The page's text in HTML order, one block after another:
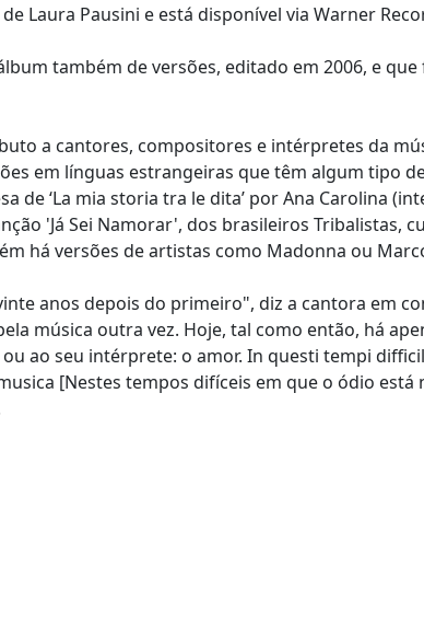
Laura Pausini e está disponível via Warner
também de versões, editado em 2006, e
a cantores, compositores e intérpretes da
em línguas estrangeiras que têm algum tipo
de ‘La mia storia tra le dita’ por Ana Carolina
'Já Sei Namorar', dos brasileiros Tribalistas,
há versões de artistas como Madonna ou
anos depois do primeiro", diz a cantora em
música outra vez. Hoje, tal como então, há
ao seu intérprete: o amor. In questi tempi
[Nestes tempos difíceis em que o ódio está